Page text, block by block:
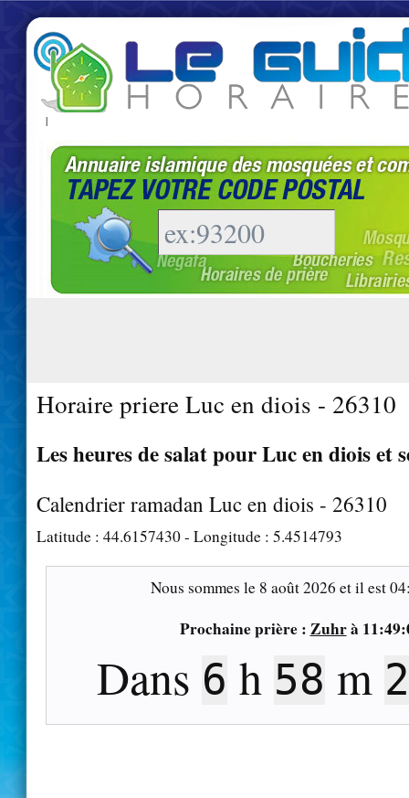
|
Horaire priere Luc en diois - 26310
Les heures de salat pour Luc en diois et
Calendrier ramadan Luc en diois - 26310
Latitude : 44.6157430- Longitude : 5.4514793
Nous sommes le 8 août 2026 et il est
Prochaine prière : Zuhrà
Dans 6 h 58 m